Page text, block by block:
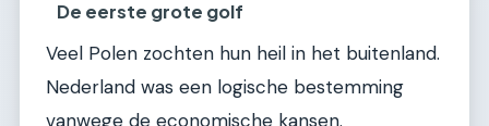
De eerste grote golf
Veel Polen zochten hun heil in het buitenland.
Nederland was een logische bestemming
vanwege de economische kansen.